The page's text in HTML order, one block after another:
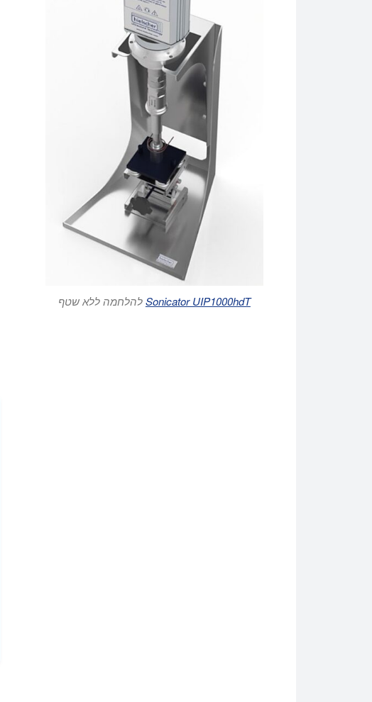
Sonicator UIP1000hdTלהלחמה ללא שטף